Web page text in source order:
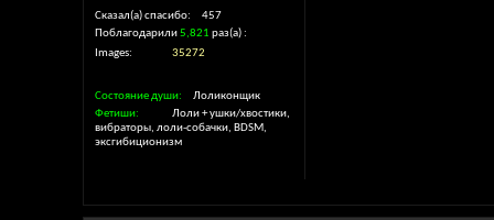
Сказал(а) спасибо
457
Поблагодарили5,821 раз(а)
Images
35272
Состояние души
Лоликонщик
Фетиши
Лоли + ушки/хвостики,
вибраторы, лоли-собачки, BDSM,
эксгибиционизм